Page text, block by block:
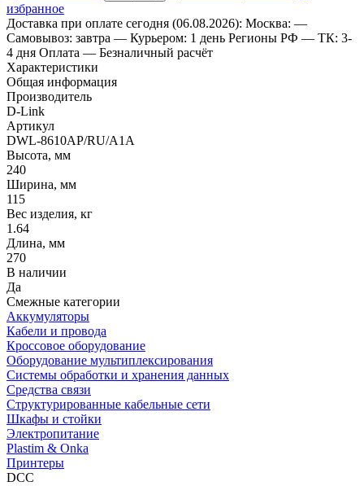
избранное
Доставка при оплате сегодня (06.08.2026): Москва: —
Самовывоз: завтра — Курьером: 1 день Регионы РФ — ТК: 3-
4 дня Оплата — Безналичный расчёт
Характеристики
Общая информация
Производитель
D-Link
Артикул
DWL-8610AP/RU/A1A
Высота, мм
240
Ширина, мм
115
Вес изделия, кг
1.64
Длина, мм
270
В наличии
Да
Смежные категории
Аккумуляторы
Кабели и провода
Кроссовое оборудование
Оборудование мультиплексирования
Системы обработки и хранения данных
Средства связи
Структурированные кабельные сети
Шкафы и стойки
Электропитание
Plastim & Onka
Принтеры
DCC